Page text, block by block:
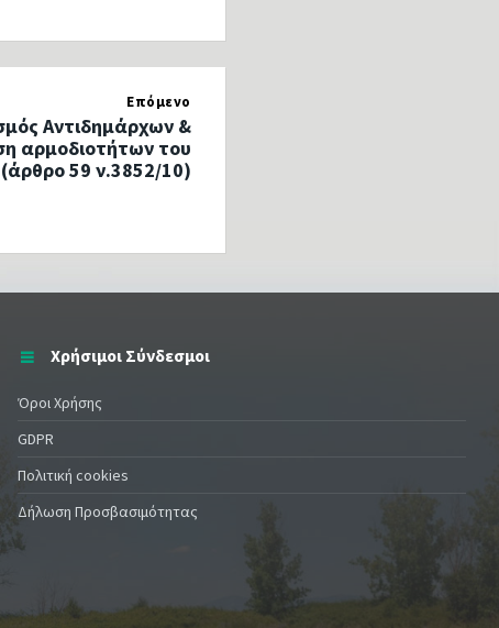
Επόμενο
Αντιδημάρχων &
αρμοδιοτήτων του
59 ν.3852/10)
Χρήσιμοι Σύνδεσμοι
Όροι Χρήσης
GDPR
Πολιτική cookies
Δήλωση Προσβασιμότητας